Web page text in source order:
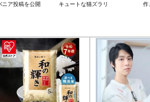
ニア投稿を公開
キュートな猫ズラリ
作